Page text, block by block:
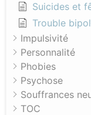
Suicides et
Trouble
Impulsivité
Personnalité
Phobies
Psychose
Souffrances
TOC